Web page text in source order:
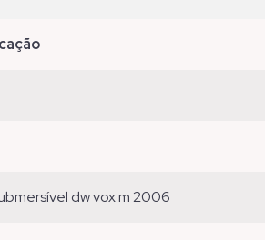
dw vox m 2006